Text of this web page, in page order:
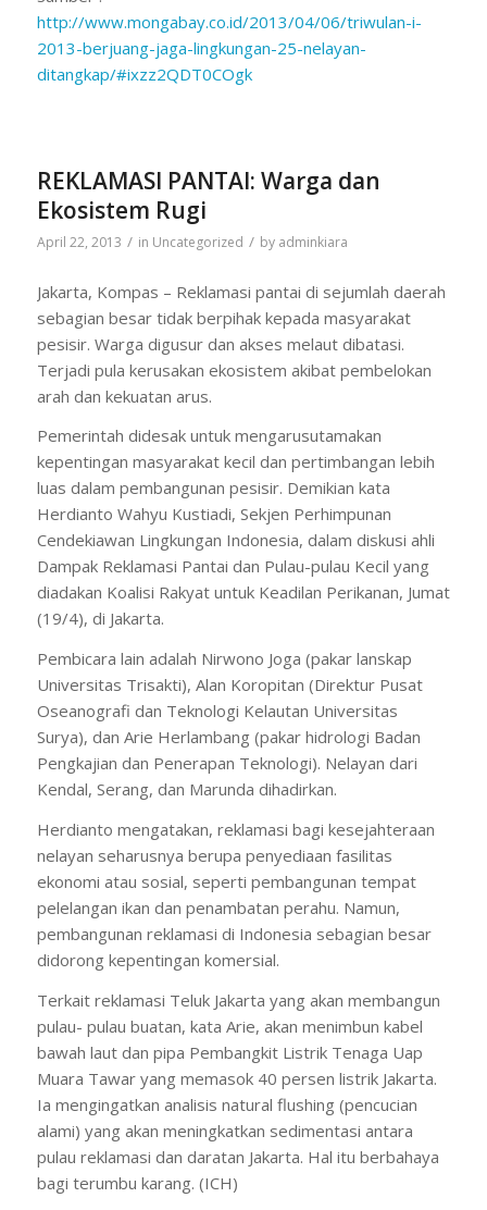
http://www.mongabay.co.id/2013/04/06/triwulan-i-
2013-berjuang-jaga-lingkungan-25-nelayan-
ditangkap/#ixzz2QDT0COgk
REKLAMASI PANTAI: Warga dan
Ekosistem Rugi
April 22, 2013 / in Uncategorized / by adminkiara
Jakarta, Kompas – Reklamasi pantai di sejumlah daerah
sebagian besar tidak berpihak kepada masyarakat
pesisir. Warga digusur dan akses melaut dibatasi.
Terjadi pula kerusakan ekosistem akibat pembelokan
arah dan kekuatan arus.
Pemerintah didesak untuk mengarusutamakan
kepentingan masyarakat kecil dan pertimbangan lebih
luas dalam pembangunan pesisir. Demikian kata
Herdianto Wahyu Kustiadi, Sekjen Perhimpunan
Cendekiawan Lingkungan Indonesia, dalam diskusi ahli
Dampak Reklamasi Pantai dan Pulau-pulau Kecil yang
diadakan Koalisi Rakyat untuk Keadilan Perikanan, Jumat
(19/4), di Jakarta.
Pembicara lain adalah Nirwono Joga (pakar lanskap
Universitas Trisakti), Alan Koropitan (Direktur Pusat
Oseanografi dan Teknologi Kelautan Universitas
Surya), dan Arie Herlambang (pakar hidrologi Badan
Pengkajian dan Penerapan Teknologi). Nelayan dari
Kendal, Serang, dan Marunda dihadirkan.
Herdianto mengatakan, reklamasi bagi kesejahteraan
nelayan seharusnya berupa penyediaan fasilitas
ekonomi atau sosial, seperti pembangunan tempat
pelelangan ikan dan penambatan perahu. Namun,
pembangunan reklamasi di Indonesia sebagian besar
didorong kepentingan komersial.
Terkait reklamasi Teluk Jakarta yang akan membangun
pulau- pulau buatan, kata Arie, akan menimbun kabel
bawah laut dan pipa Pembangkit Listrik Tenaga Uap
Muara Tawar yang memasok 40 persen listrik Jakarta.
Ia mengingatkan analisis natural flushing (pencucian
alami) yang akan meningkatkan sedimentasi antara
pulau reklamasi dan daratan Jakarta. Hal itu berbahaya
bagi terumbu karang. (ICH)